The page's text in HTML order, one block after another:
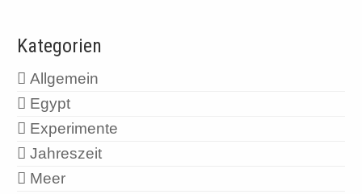
Kategorien
Allgemein
Egypt
Experimente
Jahreszeit
Meer